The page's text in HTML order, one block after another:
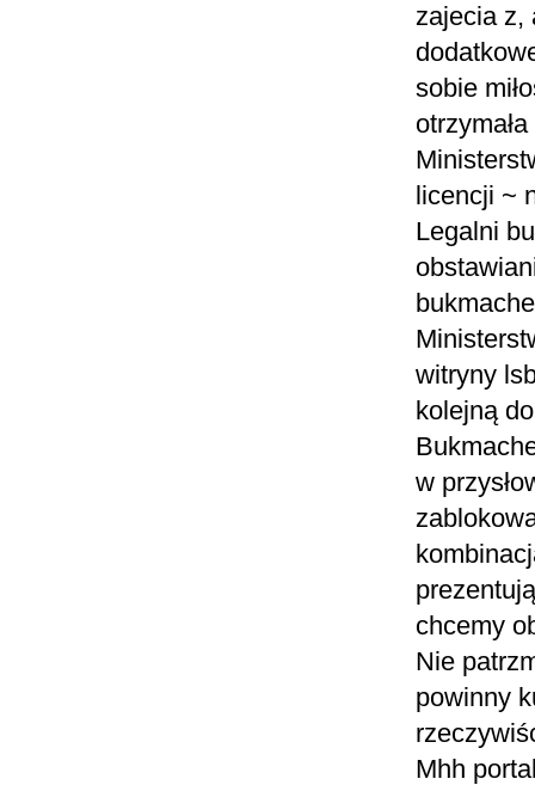
zajecia z,
sobie
licencji ~
Legalni
witryny
kolejną
w
chcemy
Nie
powinny
Mhh